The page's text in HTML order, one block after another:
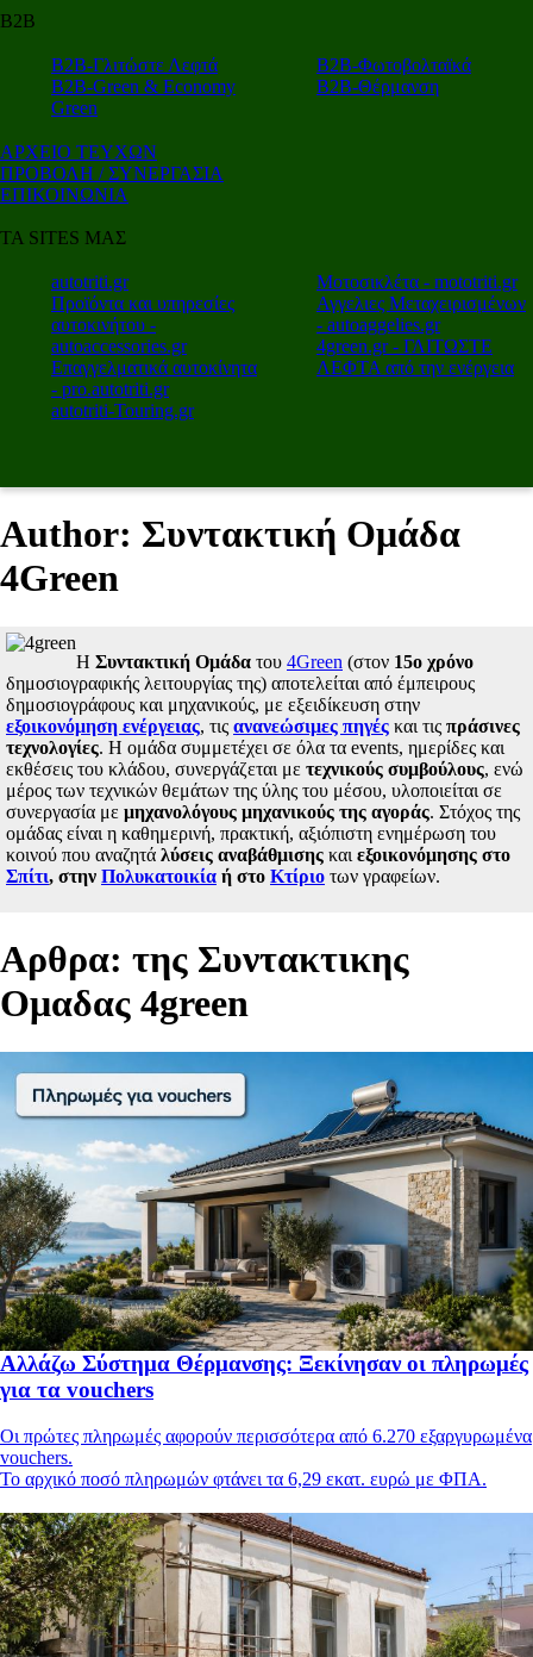
Β2Β
Β2Β-Γλιτώστε Λεφτά
Β2Β-Green & Economy
Green
Β2Β-Φωτοβολταϊκά
Β2Β-Θέρμανση
ΑΡΧΕΙΟ ΤΕΥΧΩΝ
ΠΡΟΒΟΛΗ / ΣΥΝΕΡΓΑΣΙΑ
ΕΠΙΚΟΙΝΩΝΙΑ
ΤΑ SITES ΜΑΣ
autotriti.gr
Προϊόντα και υπηρεσίες
αυτοκινήτου -
autoaccessories.gr
Επαγγελματικά αυτοκίνητα
- pro.autotriti.gr
autotriti-Touring.gr
Μοτοσικλέτα - mototriti.gr
Αγγελιες Μεταχειρισμένων
- autoaggelies.gr
4green.gr - ΓΛΙΤΩΣΤΕ
ΛΕΦΤΑ από την ενέργεια
Author: Συντακτική Ομάδα
4Green
Η Συντακτική Ομάδα του 4Green (στον 15ο χρόνο
δημοσιογραφικής λειτουργίας της) αποτελείται από έμπειρους
δημοσιογράφους και μηχανικούς, με εξειδίκευση στην
εξοικονόμηση ενέργειας, τις ανανεώσιμες πηγές και τις πράσινες
τεχνολογίες. Η ομάδα συμμετέχει σε όλα τα events, ημερίδες και
εκθέσεις του κλάδου, συνεργάζεται με τεχνικούς συμβούλους, ενώ
μέρος των τεχνικών θεμάτων της ύλης του μέσου, υλοποιείται σε
συνεργασία με μηχανολόγους μηχανικούς της αγοράς. Στόχος της
ομάδας είναι η καθημερινή, πρακτική, αξιόπιστη ενημέρωση του
κοινού που αναζητά λύσεις αναβάθμισης και εξοικονόμησης στο
Σπίτι, στην Πολυκατοικία ή στο Κτίριο των γραφείων.
Aρθρα: της Συντακτικης
Ομαδας 4green
Αλλάζω Σύστημα Θέρμανσης: Ξεκίνησαν οι πληρωμές
για τα vouchers
Οι πρώτες πληρωμές αφορούν περισσότερα από 6.270 εξαργυρωμένα
vouchers.
Το αρχικό ποσό πληρωμών φτάνει τα 6,29 εκατ. ευρώ με ΦΠΑ.